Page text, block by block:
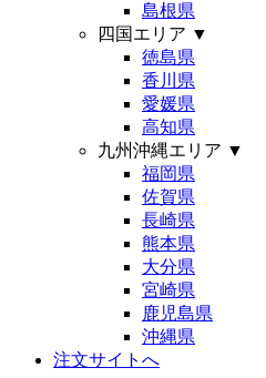
島根県
四国エリア ▼
徳島県
香川県
愛媛県
高知県
九州沖縄エリア ▼
福岡県
佐賀県
長崎県
熊本県
大分県
宮崎県
鹿児島県
沖縄県
注文サイトへ